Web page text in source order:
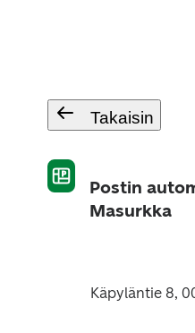
Takaisin
Postin
Masurkka
Käpyläntie 8,